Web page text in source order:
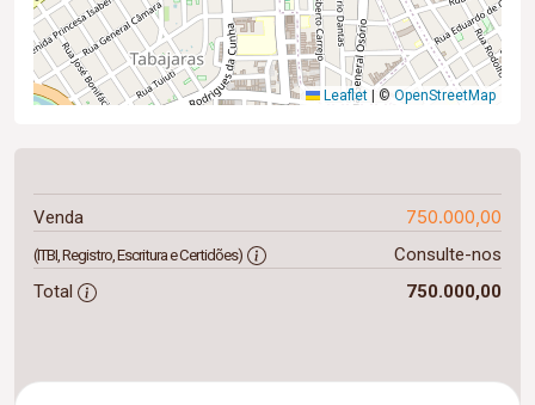
Leaflet © OpenStreetMap
Venda 750.000,00
(ITBI, Registro, Escritura e Certidões)
Consulte-nos
Total
750.000,00